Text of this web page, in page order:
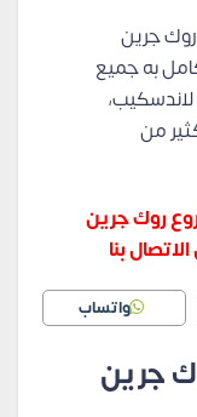
روك جرين
به جميع
لاندسكيب،
من
روك جرين
بنا
واتساب
جرين